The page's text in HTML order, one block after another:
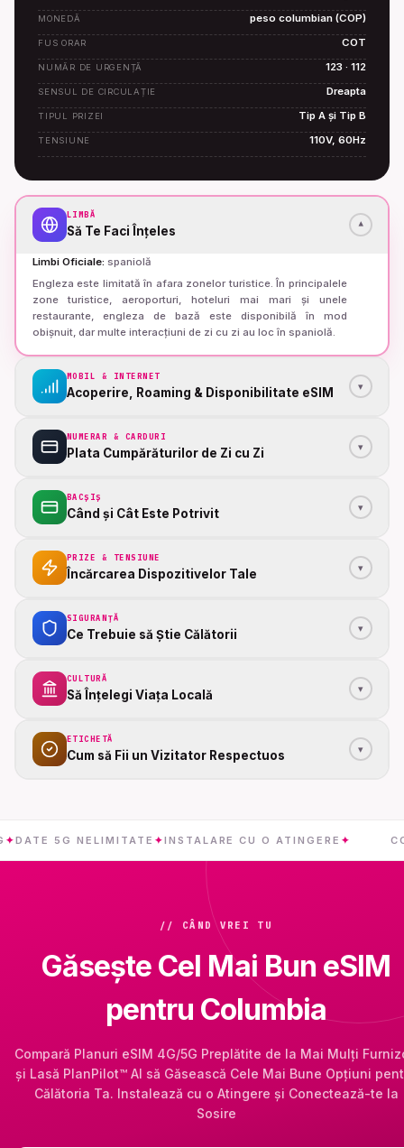
MONEDĂ peso columbian (COP)
FUS ORAR COT
NUMĂR DE URGENȚĂ 123 · 112
SENSUL DE CIRCULAȚIE Dreapta
TIPUL PRIZEI Tip A și Tip B
TENSIUNE 110V, 60Hz
LIMBĂ
Să Te Faci Înțeles ▾
Limbi Oficiale: spaniolă
Engleza este limitată în afara zonelor turistice. În principalele
zone turistice, aeroporturi, hoteluri mai mari și unele
restaurante, engleza de bază este disponibilă în mod
obișnuit, dar multe interacțiuni de zi cu zi au loc în spaniolă.
MOBIL & INTERNET
Acoperire, Roaming & Disponibilitate eSIM ▾
NUMERAR & CARDURI
Plata Cumpărăturilor de Zi cu Zi ▾
BACȘIȘ
Când și Cât Este Potrivit ▾
PRIZE & TENSIUNE
Încărcarea Dispozitivelor Tale ▾
SIGURANȚĂ
Ce Trebuie să Știe Călătorii ▾
CULTURĂ
Să Înțelegi Viața Locală ▾
ETICHETĂ
Cum să Fii un Vizitator Respectuos ▾
5G NELIMITATE✦INSTALARE CU O ATINGERE✦
// CÂND VREI TU
Găsește Cel Mai Bun eSIM
pentru Columbia
Compară Planuri eSIM 4G/5G Preplătite de la Mai Mulți
și Lasă PlanPilot™ AI să Găsească Cele Mai Bune Opțiuni
Călătoria Ta. Instalează cu o Atingere și Conectează-te la
Sosire